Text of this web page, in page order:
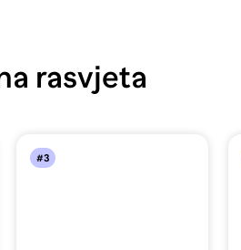
rasvjeta
#3